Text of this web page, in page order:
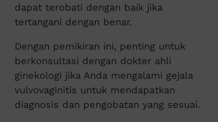
dapat terobati dengan baik jika
tertangani dengan benar.
Dengan pemikiran ini, penting untuk
berkonsultasi dengan dokter ahli
ginekologi jika Anda mengalami gejala
vulvovaginitis untuk mendapatkan
diagnosis dan pengobatan yang sesuai.